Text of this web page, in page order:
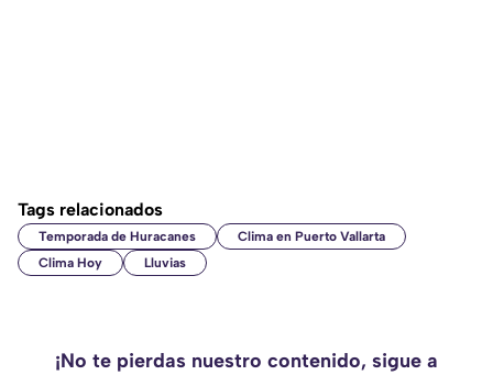
Tags relacionados
Temporada de Huracanes
Clima en Puerto Vallarta
Clima Hoy
Lluvias
¡No te pierdas nuestro contenido, sigue a